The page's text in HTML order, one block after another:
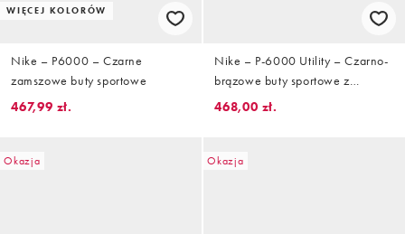
WIĘCEJ KOLORÓW
Nike – P6000 – Czarne
zamszowe buty sportowe
467,99 zł.
Nike – P-6000 Utility – Czarno-
brązowe buty sportowe z
systemem szybkiego wiązania
468,00 zł.
Okazja Okazja